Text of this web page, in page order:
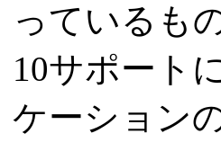
っているも
10サポート
ケーション